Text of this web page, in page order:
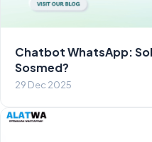
Chatbot WhatsApp:
Sosmed?
29 Dec 2025